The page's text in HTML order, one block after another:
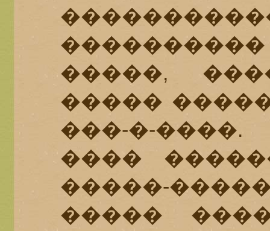
�����,
�����
���-�-
����
�����-
�����